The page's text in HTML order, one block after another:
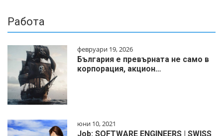
Работа
февруари 19, 2026
България е превърната не само в
корпорация, акцион…
юни 10, 2021
Job: SOFTWARE ENGINEERS | SWISS